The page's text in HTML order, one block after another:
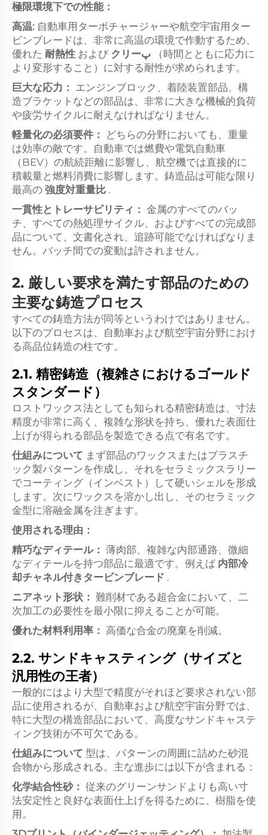
極限環境下での性能：
高温: 自動車用ターボチャージャーや航空宇宙用ター
ビンブレードは、非常に高温の環境で作動するため、
優れた 耐熱性 および
（時間とともに応力に
より変形すること）に対する耐性が求められます。
巨大な応力： エンジンブロック、着陸装置部品、構
造ブラケットなどの部品は、非常に大きな機械的負荷
や疲労サイクルに耐えなければなりません。
軽量化の必須要件： どちらの分野においても、重量
は効率の敵です。自動車では燃費や電気自動車
（BEV）の航続距離に影響し、航空機では直接的に
積載量と燃料消費に影響します。鋳造品は可能な限り
最高の 強度対重量比 .
一貫性とトレーサビリティ： 金属のすべてのバッ
チ、すべての熱処理サイクル、およびすべての完成部
品について、文書化され、追跡可能でなければなりま
せん。バッチ間での変動は許されません。
2. 厳しい要求を満たす部品のための
主要な鋳造プロセス
すべての鋳造方法が同等というわけではありません。
以下のプロセスは、自動車および航空宇宙分野におけ
る高品位鋳造の柱です。
2.1. 精密鋳造（複雑さにおけるゴールド
スタンダード）
ロストワックス法としても知られる精密鋳造は、寸法
精度が非常に高く、複雑な形状を持ち、優れた表面仕
上げが得られる部品を製造できる点で有名です。
仕組みについて まず部品のワックスまたはプラスチ
ック製パターンを作成し、それをセラミックスラリー
でコーティング（インベスト）して硬いシェルを形成
します。次にワックスを溶かし出し、そのセラミック
金型に溶融金属を注ぎます。
使用される理由：
精巧なディテール： 薄肉部、複雑な内部通路、微細
なディテールを持つ部品に最適です。例えば 内部冷
却チャネル付きタービンブレード .
ニアネット形状： 難削材である超合金において、二
次加工の必要性を最小限に抑えることが可能。
優れた材料利用率： 高価な合金の廃棄を削減。
2.2. サンドキャスティング（サイズと
汎用性の王者）
一般的にはより大型で精度がそれほど要求されない部
品に使用されるが、自動車および航空宇宙分野では、
特に大型の構造部品において、高度なサンドキャステ
ィング技術が不可欠である。
仕組みについて 型は、パターンの周囲に詰めた砂混
合物から形成される。主な進歩には以下が含まれる：
化学結合性砂： 従来のグリーンサンドよりも高い寸
法安定性と良好な表面仕上げを得るために、樹脂を使
用。